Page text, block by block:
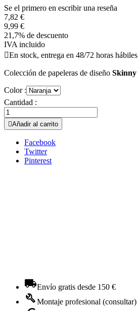
Se el primero en escribir una reseña
7,82 €
9,99 €
21,7% de descuento
IVA incluido
En stock, entrega en 48/72 horas hábiles
Colección de papeleras de diseño Skinny
Color :
Cantidad :
Añadir al carrito
Facebook
Twitter
Pinterest
Envío gratis desde 150 €
Montaje profesional (consultar)